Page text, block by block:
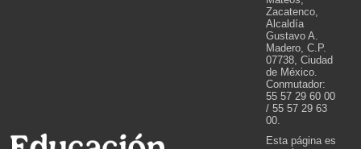
Zacatenco,
Alcaldía
Gustavo A.
Madero, C.P.
07738, Ciudad
de México.
Conmutador:
55 57 29 60 00
/ 55 57 29 63
00.
Esta página es